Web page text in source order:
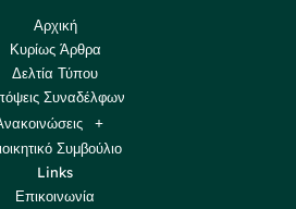
Αρχική
Κυρίως Άρθρα
Δελτία Τύπου
Συναδέλφων
Συμβούλιο
Links
Επικοινωνία